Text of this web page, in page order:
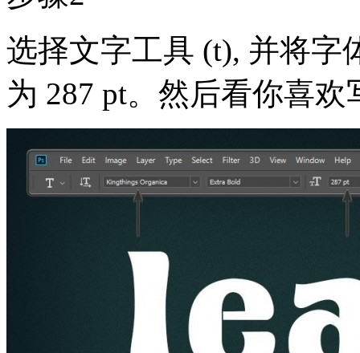
选择文字工具 (t), 并将字
为 287 pt。然后看你喜